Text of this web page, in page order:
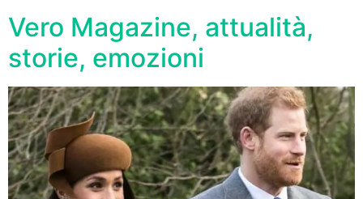
Vero Magazine, attualità,
storie, emozioni